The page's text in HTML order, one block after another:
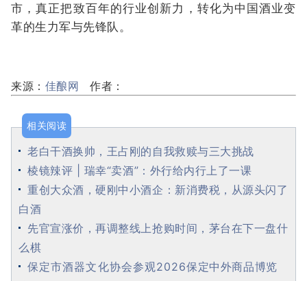
市，真正把致百年的行业创新力，转化为中国酒业变
革的生力军与先锋队。
来源： 佳酿网 作者：
相关阅读
老白干酒换帅，王占刚的自我救赎与三大挑战
棱镜辣评 | 瑞幸“卖酒”：外行给内行上了一课
重创大众酒，硬刚中小酒企：新消费税，从源头闪了
白酒
先官宣涨价，再调整线上抢购时间，茅台在下一盘什
么棋
保定市酒器文化协会参观2026保定中外商品博览